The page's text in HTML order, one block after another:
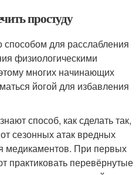
простуду
способом для расслабления
физиологическими
многих начинающих
йогой для избавления
способ, как сделать так,
сезонных атак вредных
медикаментов. При первых
практиковать перевёрнутые